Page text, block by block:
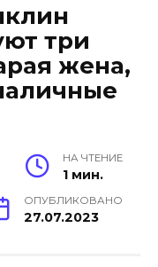
три
жена,
НА ЧТЕНИЕ
1 мин.
ОПУБЛИКОВАНО
27.07.2023